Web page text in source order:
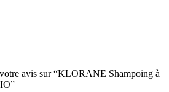
avis sur “KLORANE Shampoing à